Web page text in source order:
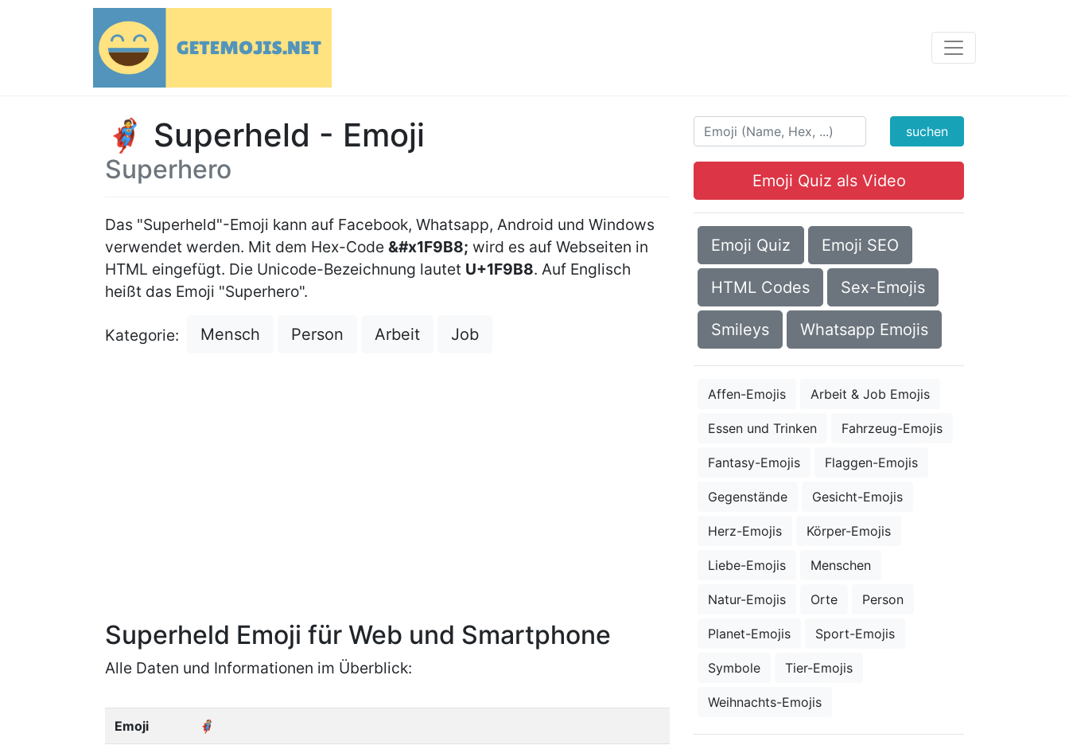
🦸 Superheld - Emoji
Superhero
Das "Superheld"-Emoji kann auf Facebook, Whatsapp, Android und Windows
verwendet werden. Mit dem Hex-Code &#x1F9B8; wird es auf Webseiten in
HTML eingefügt. Die Unicode-Bezeichnung lautet U+1F9B8. Auf Englisch
heißt das Emoji "Superhero".
Kategorie: Mensch Person Arbeit Job
Superheld Emoji für Web und Smartphone
Alle Daten und Informationen im Überblick:
Emoji 🦸
suchen
Emoji Quiz als Video
Emoji Quiz Emoji SEO
HTML Codes Sex-Emojis
Smileys Whatsapp Emojis
Affen-Emojis Arbeit & Job Emojis
Essen und Trinken Fahrzeug-Emojis
Fantasy-Emojis Flaggen-Emojis
Gegenstände Gesicht-Emojis
Herz-Emojis Körper-Emojis
Liebe-Emojis Menschen
Natur-Emojis Orte Person
Planet-Emojis Sport-Emojis
Symbole Tier-Emojis
Weihnachts-Emojis